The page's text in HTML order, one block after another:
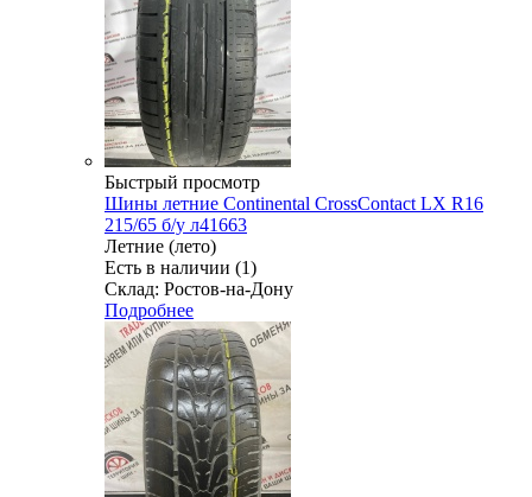
Быстрый просмотр
Шины летние Continental CrossContact LX R16
215/65 б/у л41663
Летние (лето)
Есть в наличии (1)
Склад: Ростов-на-Дону
Подробнее